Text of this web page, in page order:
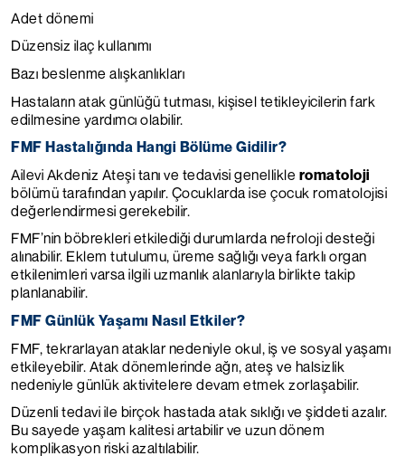
Adet dönemi
Düzensiz ilaç kullanımı
Bazı beslenme alışkanlıkları
Hastaların atak günlüğü tutması, kişisel tetikleyicilerin fark
edilmesine yardımcı olabilir.
FMF Hastalığında Hangi Bölüme Gidilir?
Ailevi Akdeniz Ateşi tanı ve tedavisi genellikle romatoloji
bölümü tarafından yapılır. Çocuklarda ise çocuk romatolojisi
değerlendirmesi gerekebilir.
FMF’nin böbrekleri etkilediği durumlarda nefroloji desteği
alınabilir. Eklem tutulumu, üreme sağlığı veya farklı organ
etkilenimleri varsa ilgili uzmanlık alanlarıyla birlikte takip
planlanabilir.
FMF Günlük Yaşamı Nasıl Etkiler?
FMF, tekrarlayan ataklar nedeniyle okul, iş ve sosyal yaşamı
etkileyebilir. Atak dönemlerinde ağrı, ateş ve halsizlik
nedeniyle günlük aktivitelere devam etmek zorlaşabilir.
Düzenli tedavi ile birçok hastada atak sıklığı ve şiddeti azalır.
Bu sayede yaşam kalitesi artabilir ve uzun dönem
komplikasyon riski azaltılabilir.